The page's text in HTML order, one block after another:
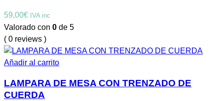
59,00€ IVA inc
Valorado con 0 de 5
( 0 reviews )
Añadir al carrito
LAMPARA DE MESA CON TRENZADO DE
CUERDA